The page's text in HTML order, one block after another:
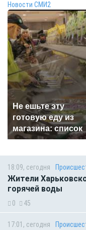
Новости СМИ2
Не ешьте эту
готовую еду из
магазина: список
18:09, сегодня
Жители
горячей воды
0 45
17:01, сегодня